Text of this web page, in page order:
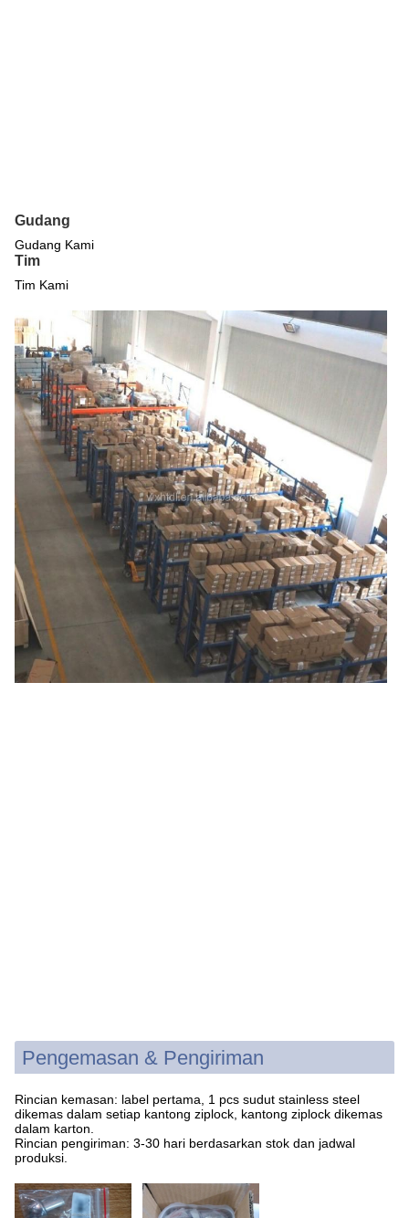
Gudang
Gudang Kami
Tim
Tim Kami
Pengemasan & Pengiriman
Rincian kemasan: label pertama, 1 pcs sudut stainless steel
dikemas dalam setiap kantong ziplock, kantong ziplock dikemas
dalam karton.
Rincian pengiriman: 3-30 hari berdasarkan stok dan jadwal
produksi.